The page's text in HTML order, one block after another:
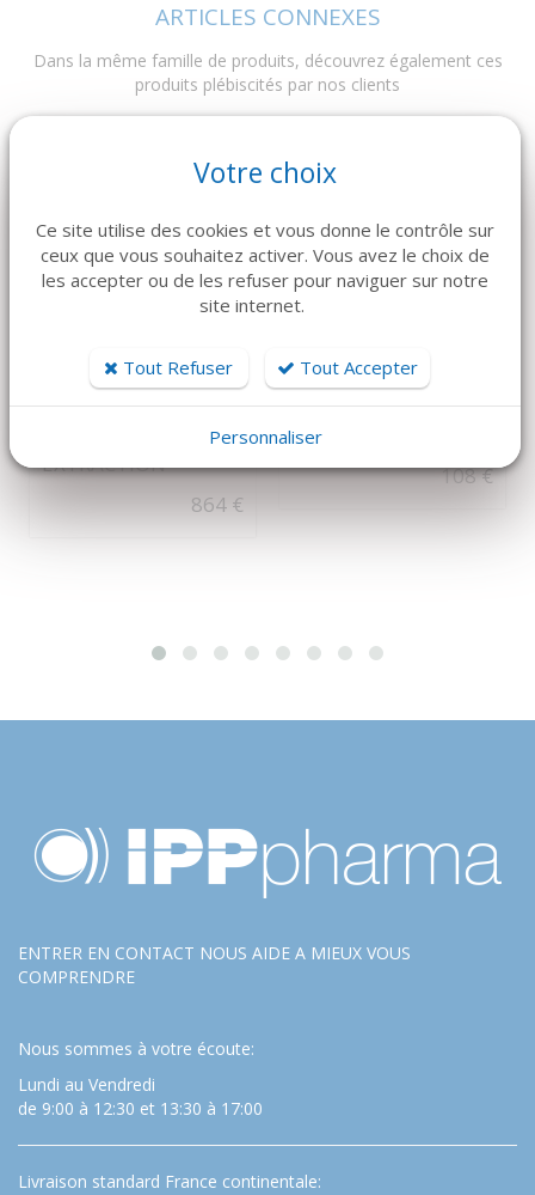
ARTICLES CONNEXES
Dans la même famille de produits, découvrez également ces
produits plébiscités par nos clients
MECTRON
Piezosurgery kit
EXTRACTION
864 €
MECTRON
Piezosurgery Insert
EN6R
108 €
ENTRER EN CONTACT NOUS AIDE A MIEUX VOUS
COMPRENDRE
Nous sommes à votre écoute:
Lundi au Vendredi
de 9:00 à 12:30 et 13:30 à 17:00
Livraison standard France continentale:
Votre choix
Ce site utilise des cookies et vous donne le contrôle sur
ceux que vous souhaitez activer. Vous avez le choix de
les accepter ou de les refuser pour naviguer sur notre
site internet.
Tout Refuser Tout Accepter
Personnaliser